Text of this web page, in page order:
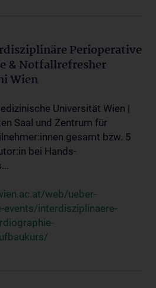
Perioperative
& Notfallrefresher
Wien
Universität Wien |
Saal und Zentrum für
gesamt bzw. 5
bei Hands-
web/ueber-
interdisziplinaere-